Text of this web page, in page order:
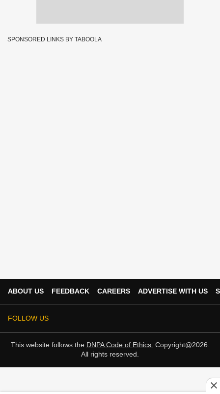
SPONSORED LINKS BY TABOOLA
ABOUT US FEEDBACK CAREERS ADVERTISE WITH US
FOLLOW US
This website follows the DNPA Code of Ethics. Copyright@2026.
All rights reserved.